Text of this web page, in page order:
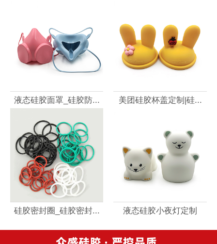
液态硅胶面罩_硅胶防... 美团硅胶杯盖定制|硅...
硅胶密封圈_硅胶密封... 液态硅胶小夜灯定制